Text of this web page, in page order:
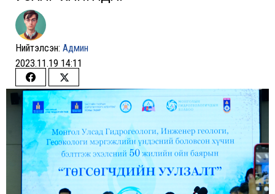
Нийтэлсэн: Админ
2023.11.19 14:11
Share
on
Facebook
Share
on
Twitter